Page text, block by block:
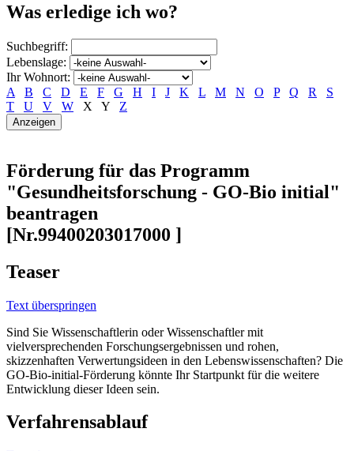
Was erledige ich wo?
Suchbegriff:
Lebenslage:
Ihr Wohnort:
A
B C D E F G H I J K L M N O P Q R
S
T
U V W X Y Z
Förderung für das Programm
"Gesundheitsforschung - GO-Bio initial"
beantragen
[Nr.99400203017000 ]
Teaser
Text überspringen
Sind Sie Wissenschaftlerin oder Wissenschaftler mit
vielversprechenden Forschungsergebnissen und rohen,
skizzenhaften Verwertungsideen in den Lebenswissenschaften? Die
GO-Bio-initial-Förderung könnte Ihr Startpunkt für die weitere
Entwicklung dieser Ideen sein.
Verfahrensablauf